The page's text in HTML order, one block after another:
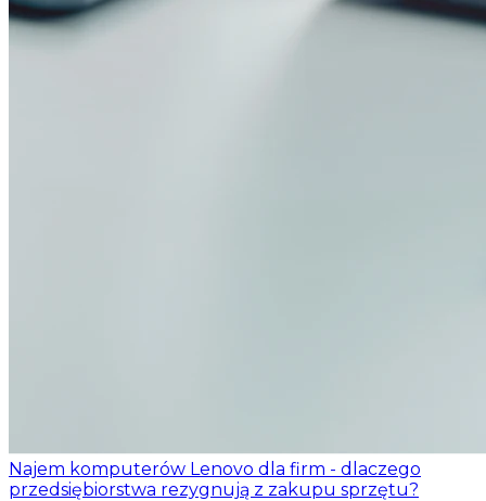
Najem komputerów Lenovo dla firm - dlaczego
przedsiębiorstwa rezygnują z zakupu sprzętu?